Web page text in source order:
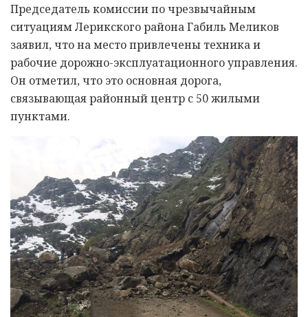
Председатель комиссии по чрезвычайным
ситуациям Лерикского района Габиль Меликов
заявил, что на место привлечены техника и
рабочие дорожно-эксплуатационного управления.
Он отметил, что это основная дорога,
связывающая районный центр с 50 жилыми
пунктами.